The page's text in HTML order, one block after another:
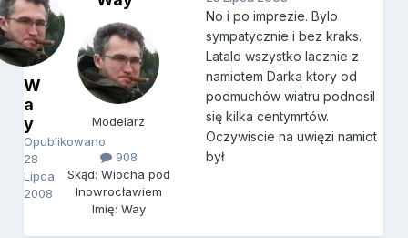
W
a
y
Opublikowano
28
Lipca
2008
Modelarz
908
Skąd: Wiocha pod
Inowrocławiem
Imię: Way
No i po imprezie. Bylo
sympatycznie i bez kraks.
Latalo wszystko lacznie z
namiotem Darka ktory od
podmuchów wiatru podnosil
się kilka centymrtów.
Oczywiscie na uwięzi namiot
był